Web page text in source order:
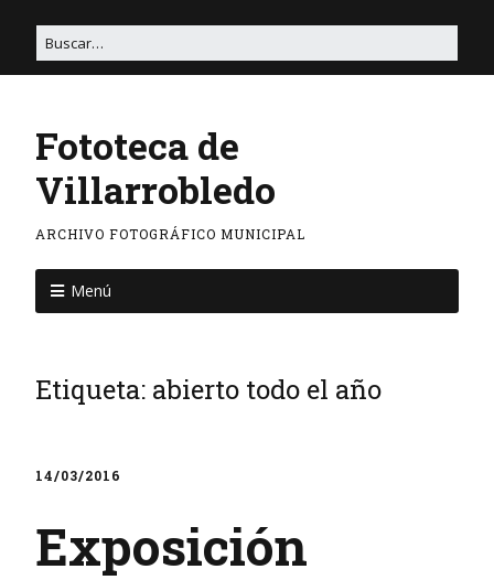
Fototeca de
Villarrobledo
ARCHIVO FOTOGRÁFICO MUNICIPAL
Menú
Etiqueta: abierto todo el año
14/03/2016
Exposición